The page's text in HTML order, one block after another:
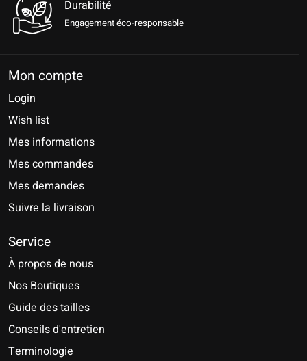
Durabilité
Engagement éco-responsable
Mon compte
Login
Wish list
Mes informations
Mes commandes
Mes demandes
Suivre la livraison
Service
À propos de nous
Nos Boutiques
Guide des tailles
Conseils d'entretien
Terminologie